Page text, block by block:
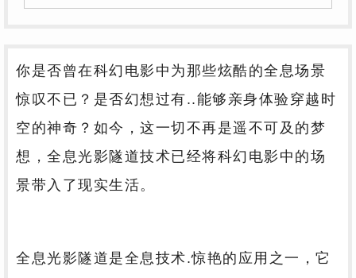
你是否曾在科幻电影中为那些炫酷的全息场景
惊叹不已？是否幻想过有..能够亲身体验穿越时
空的神奇？如今，这一切不再是遥不可及的梦
想，全息光影隧道技术已经将科幻电影中的场
景带入了现实生活。
全息光影隧道是全息技术.惊艳的应用之一，它